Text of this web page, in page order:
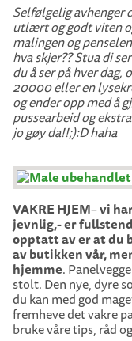
Selfølgelig avhenger
utlært og godt viten
malingen og
hva skjer?? Stua di
du å ser på hver dag,
20000 eller en
og ender opp med å
pussearbeid og
jo gøy da!!;):D haha
VAKRE HJEM–vi
jevnlig,- er
opptatt av er at du
av butikken vår,
hjemme.
stolt. Den nye, dyre
du kan med god
fremheve det vakre
bruke våre tips, råd